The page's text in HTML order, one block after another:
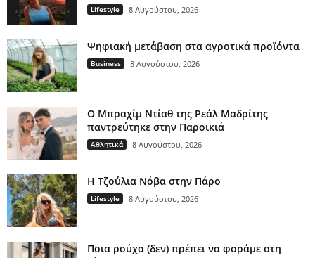
Lifestyle 8 Αυγούστου, 2026
Ψηφιακή μετάβαση στα αγροτικά προϊόντα
Business 8 Αυγούστου, 2026
Ο Μπραχίμ Ντίαθ της Ρεάλ Μαδρίτης
παντρεύτηκε στην Παροικιά
Αθλητικά 8 Αυγούστου, 2026
H Τζούλια Νόβα στην Πάρο
Lifestyle 8 Αυγούστου, 2026
Ποια ρούχα (δεν) πρέπει να φοράμε στη